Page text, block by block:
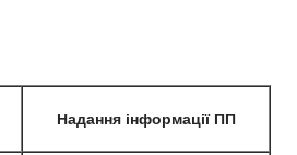
Надання інформації ПП